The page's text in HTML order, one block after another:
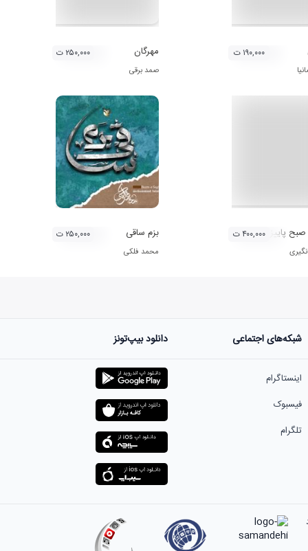
۱۹۰,۰۰۰ ت مهرگان
صمد برقی
۲۵۰,۰۰۰ ت
صبح پاییزی۴۰۰,۰۰۰ ت بزم ساقی
محمد فلکی
۲۵۰,۰۰۰ ت
شبکه‌های اجتماعی
اینستاگرام
فیسبوک
تلگرام
دانلود بیپ‌تونز